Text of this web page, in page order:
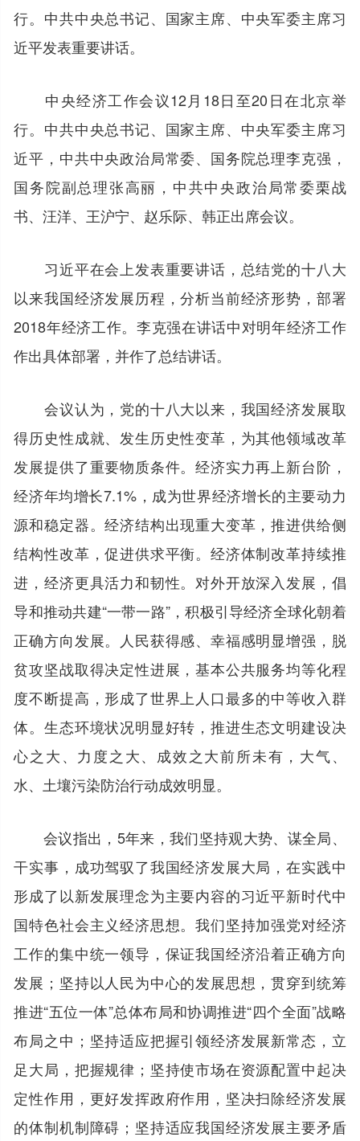
行。中共中央总书记、国家主席、中央军委主席习
近平发表重要讲话。
中央经济工作会议12月18日至20日在北京举
行。中共中央总书记、国家主席、中央军委主席习
近平，中共中央政治局常委、国务院总理李克强，
国务院副总理张高丽，中共中央政治局常委栗战
书、汪洋、王沪宁、赵乐际、韩正出席会议。
习近平在会上发表重要讲话，总结党的十八大
以来我国经济发展历程，分析当前经济形势，部署
2018年经济工作。李克强在讲话中对明年经济工作
作出具体部署，并作了总结讲话。
会议认为，党的十八大以来，我国经济发展取
得历史性成就、发生历史性变革，为其他领域改革
发展提供了重要物质条件。经济实力再上新台阶，
经济年均增长7.1%，成为世界经济增长的主要动力
源和稳定器。经济结构出现重大变革，推进供给侧
结构性改革，促进供求平衡。经济体制改革持续推
进，经济更具活力和韧性。对外开放深入发展，倡
导和推动共建“一带一路”，积极引导经济全球化朝着
正确方向发展。人民获得感、幸福感明显增强，脱
贫攻坚战取得决定性进展，基本公共服务均等化程
度不断提高，形成了世界上人口最多的中等收入群
体。生态环境状况明显好转，推进生态文明建设决
心之大、力度之大、成效之大前所未有，大气、
水、土壤污染防治行动成效明显。
会议指出，5年来，我们坚持观大势、谋全局、
干实事，成功驾驭了我国经济发展大局，在实践中
形成了以新发展理念为主要内容的习近平新时代中
国特色社会主义经济思想。我们坚持加强党对经济
工作的集中统一领导，保证我国经济沿着正确方向
发展；坚持以人民为中心的发展思想，贯穿到统筹
推进“五位一体”总体布局和协调推进“四个全面”战略
布局之中；坚持适应把握引领经济发展新常态，立
足大局，把握规律；坚持使市场在资源配置中起决
定性作用，更好发挥政府作用，坚决扫除经济发展
的体制机制障碍；坚持适应我国经济发展主要矛盾